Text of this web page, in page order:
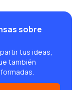
sobre
tus ideas,
también